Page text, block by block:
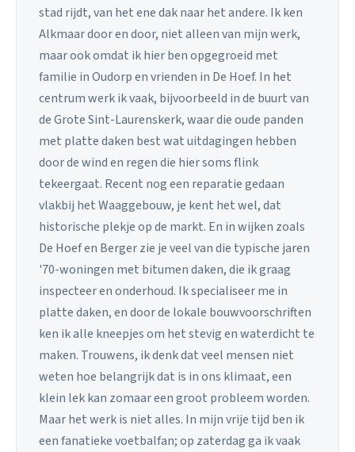
stad rijdt, van het ene dak naar het andere. Ik ken
Alkmaar door en door, niet alleen van mijn werk,
maar ook omdat ik hier ben opgegroeid met
familie in Oudorp en vrienden in De Hoef. In het
centrum werk ik vaak, bijvoorbeeld in de buurt van
de Grote Sint-Laurenskerk, waar die oude panden
met platte daken best wat uitdagingen hebben
door de wind en regen die hier soms flink
tekeergaat. Recent nog een reparatie gedaan
vlakbij het Waaggebouw, je kent het wel, dat
historische plekje op de markt. En in wijken zoals
De Hoef en Berger zie je veel van die typische jaren
'70-woningen met bitumen daken, die ik graag
inspecteer en onderhoud. Ik specialiseer me in
platte daken, en door de lokale bouwvoorschriften
ken ik alle kneepjes om het stevig en waterdicht te
maken. Trouwens, ik denk dat veel mensen niet
weten hoe belangrijk dat is in ons klimaat, een
klein lek kan zomaar een groot probleem worden.
Maar het werk is niet alles. In mijn vrije tijd ben ik
een fanatieke voetbalfan; op zaterdag ga ik vaak